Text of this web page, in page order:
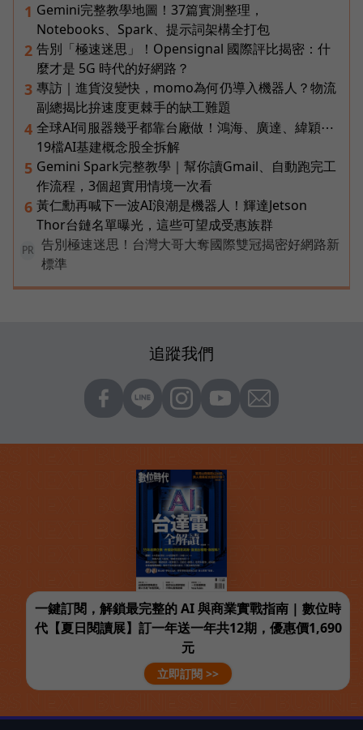
1 Gemini完整教學地圖！37篇實測整理，
Notebooks、Spark、提示詞架構全打包
2 告別「極速迷思」！Opensignal 國際評比揭密：什
麼才是 5G 時代的好網路？
3 專訪｜進貨沒變快，momo為何仍導入機器人？物流
副總揭比拚速度更棘手的缺工難題
4 全球AI伺服器幾乎都靠台廠做！鴻海、廣達、緯穎⋯
19檔AI基建概念股全拆解
5 Gemini Spark完整教學｜幫你讀Gmail、自動跑完工
作流程，3個超實用情境一次看
6 黃仁勳再喊下一波AI浪潮是機器人！輝達Jetson
Thor台鏈名單曝光，這些可望成受惠族群
PR
告別極速迷思！台灣大哥大奪國際雙冠揭密好網路新
標準
追蹤我們
一鍵訂閱，解鎖最完整的 AI 與商業實戰指南 | 數位時
代【夏日閱讀展】訂一年送一年共12期，優惠價1,690
元
立即訂閱 >>